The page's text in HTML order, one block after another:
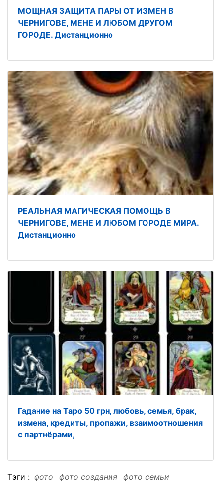
МОЩНАЯ ЗАЩИТА ПАРЫ ОТ ИЗМЕН В
ЧЕРНИГОВЕ, МЕНЕ И ЛЮБОМ ДРУГОМ
ГОРОДЕ. Дистанционно
РЕАЛЬНАЯ МАГИЧЕСКАЯ ПОМОЩЬ В
ЧЕРНИГОВЕ, МЕНЕ И ЛЮБОМ ГОРОДЕ МИРА.
Дистанционно
Гадание на Таро 50 грн, любовь, семья, брак,
измена, кредиты, пропажи, взаимоотношения
с партнёрами,
Тэги : фото фото создания фото семьи